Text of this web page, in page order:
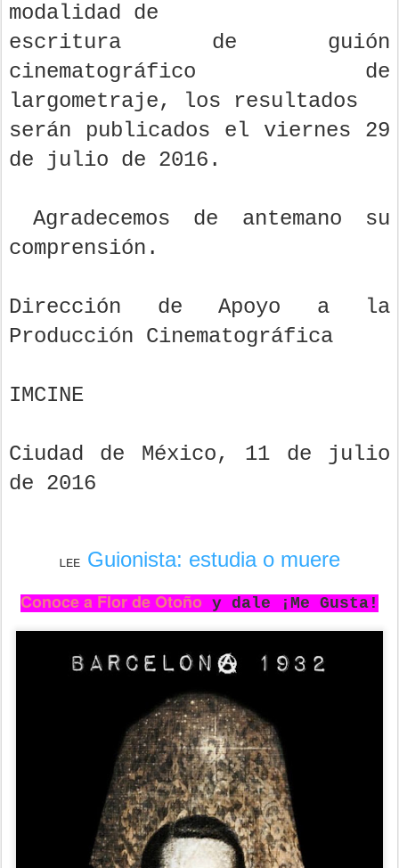
modalidad de
escritura de guión
cinematográfico de
largometraje, los resultados
serán publicados el viernes 29
de julio de 2016.
Agradecemos de antemano su
comprensión.
Dirección de Apoyo a la
Producción Cinematográfica
IMCINE
Ciudad de México, 11 de julio
de 2016
LEE Guionista: estudia o muere
Conoce a Flor de Otoño y dale ¡Me Gusta!